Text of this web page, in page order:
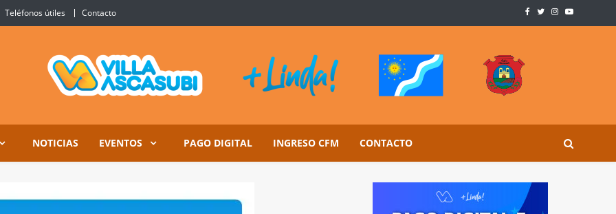
Teléfonos útiles Contacto
NOTICIAS EVENTOS PAGO DIGITAL INGRESO CFM CONTACTO